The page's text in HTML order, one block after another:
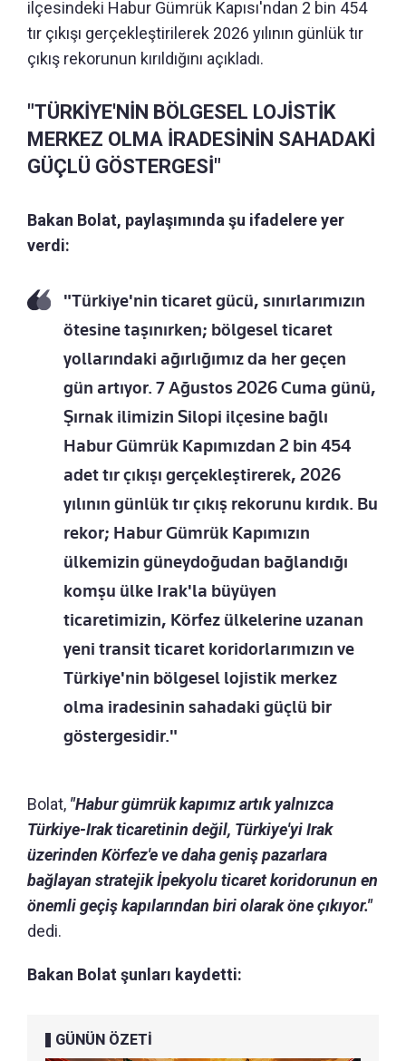
ilçesindeki Habur Gümrük Kapısı'ndan 2 bin 454
tır çıkışı gerçekleştirilerek 2026 yılının günlük tır
çıkış rekorunun kırıldığını açıkladı.
"TÜRKİYE'NİN BÖLGESEL LOJİSTİK
MERKEZ OLMA İRADESİNİN SAHADAKİ
GÜÇLÜ GÖSTERGESİ"
Bakan Bolat, paylaşımında şu ifadelere yer
verdi:
"Türkiye'nin ticaret gücü, sınırlarımızın
ötesine taşınırken; bölgesel ticaret
yollarındaki ağırlığımız da her geçen
gün artıyor. 7 Ağustos 2026 Cuma günü,
Şırnak ilimizin Silopi ilçesine bağlı
Habur Gümrük Kapımızdan 2 bin 454
adet tır çıkışı gerçekleştirerek, 2026
yılının günlük tır çıkış rekorunu kırdık. Bu
rekor; Habur Gümrük Kapımızın
ülkemizin güneydoğudan bağlandığı
komşu ülke Irak'la büyüyen
ticaretimizin, Körfez ülkelerine uzanan
yeni transit ticaret koridorlarımızın ve
Türkiye'nin bölgesel lojistik merkez
olma iradesinin sahadaki güçlü bir
göstergesidir."
Bolat, "Habur gümrük kapımız artık yalnızca
Türkiye-Irak ticaretinin değil, Türkiye'yi Irak
üzerinden Körfez'e ve daha geniş pazarlara
bağlayan stratejik İpekyolu ticaret koridorunun en
önemli geçiş kapılarından biri olarak öne çıkıyor."
dedi.
Bakan Bolat şunları kaydetti:
GÜNÜN ÖZETİ